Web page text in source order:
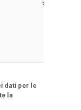
dati per le
la